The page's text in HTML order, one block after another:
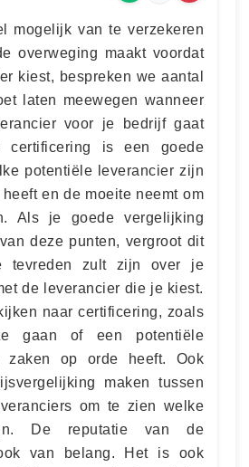
mogelijk van te verzekeren
overweging maakt voordat
kiest, bespreken we aantal
laten meewegen wanneer
voor je bedrijf gaat
certificering is een goede
potentiële leverancier zijn
en de moeite neemt om
Als je goede vergelijking
deze punten, vergroot dit
tevreden zult zijn over je
de leverancier die je kiest.
naar certificering, zoals
gaan of een potentiële
zaken op orde heeft. Ook
maken tussen
om te zien welke
De reputatie van de
van belang. Het is ook